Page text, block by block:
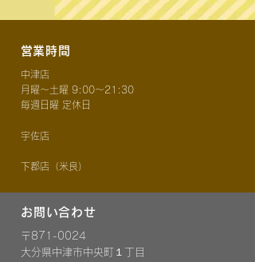
​営業時間
中津店
月曜〜土曜 9:00〜21:30
毎週日曜 定休日
宇佐店
​下郡店（米良）
お問い合わせ
〒871-0024
大分県中津市中央町１丁目